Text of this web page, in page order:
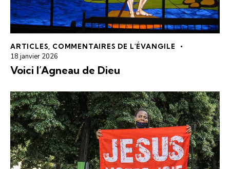
ARTICLES, COMMENTAIRES DE L'ÉVANGILE
18 janvier 2026
Voici l’Agneau de Dieu